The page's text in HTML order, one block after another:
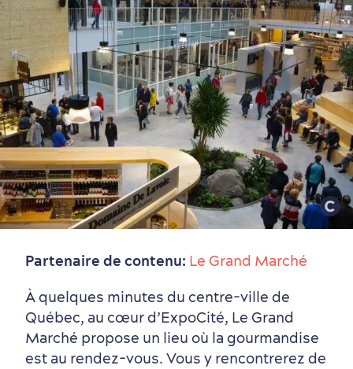
Partenaire de contenu: Le Grand Marché
À quelques minutes du centre-ville de
Québec, au cœur d’ExpoCité, Le Grand
Marché propose un lieu où la gourmandise
est au rendez-vous. Vous y rencontrerez de